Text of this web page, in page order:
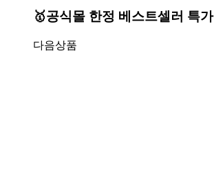
🥇공식몰 한정 베스트셀러 특가
다음상품